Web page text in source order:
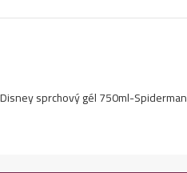
Disney sprchový gél 750ml-Spiderman